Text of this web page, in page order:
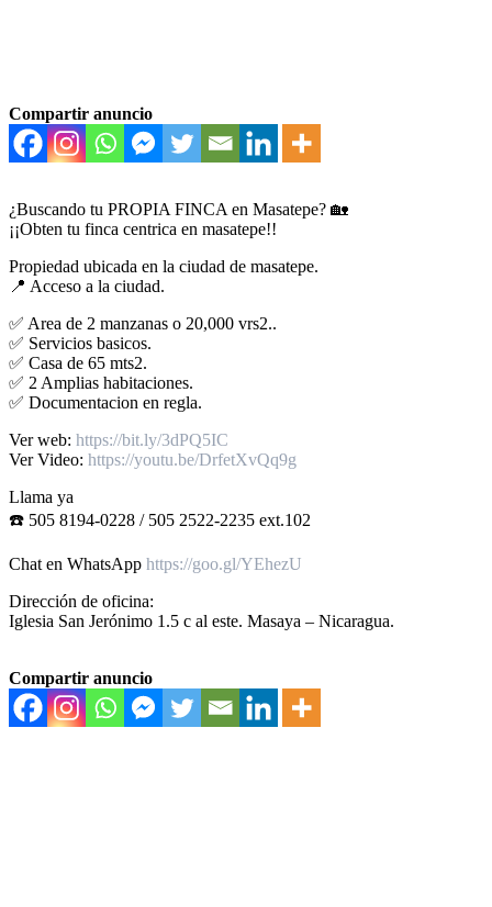
Compartir anuncio
¿Buscando tu PROPIA FINCA en Masatepe? 🏡
¡¡Obten tu finca centrica en masatepe!!
Propiedad ubicada en la ciudad de masatepe.
📍 Acceso a la ciudad.
✅ Area de 2 manzanas o 20,000 vrs2..
✅ Servicios basicos.
✅ Casa de 65 mts2.
✅ 2 Amplias habitaciones.
✅ Documentacion en regla.
Ver web: https://bit.ly/3dPQ5IC
Ver Video: https://youtu.be/DrfetXvQq9g
Llama ya
☎️ 505 8194-0228 / 505 2522-2235 ext.102
Chat en WhatsApp https://goo.gl/YEhezU
Dirección de oficina:
Iglesia San Jerónimo 1.5 c al este. Masaya – Nicaragua.
Compartir anuncio